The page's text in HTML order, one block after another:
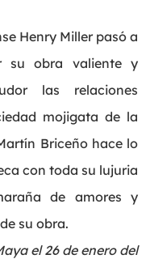
Henry Miller pasó a
su obra valiente y
las relaciones
mojigata de la
Briceño hace lo
con toda su lujuria
de amores y
su obra.
el 26 de enero del